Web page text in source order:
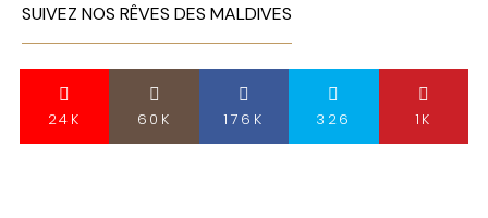
SUIVEZ NOS RÊVES DES MALDIVES
24K 60K 176K 326 1K